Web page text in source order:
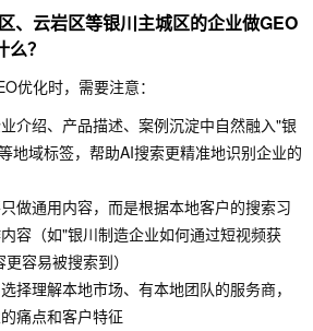
、云岩区等银川主城区的企业做GEO
？
优化时，需要注意：
介绍、产品描述、案例沉淀中自然融入"银
地域标签，帮助AI搜索更精准地识别企业的
做通用内容，而是根据本地客户的搜索习
容（如"银川制造企业如何通过短视频获
容易被搜索到）
择理解本地市场、有本地团队的服务商，
痛点和客户特征